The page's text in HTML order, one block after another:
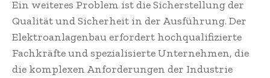
Ein weiteres Problem ist die Sicherstellung der
Qualität und Sicherheit in der Ausführung. Der
Elektroanlagenbau erfordert hochqualifizierte
Fachkräfte und spezialisierte Unternehmen, die
die komplexen Anforderungen der Industrie